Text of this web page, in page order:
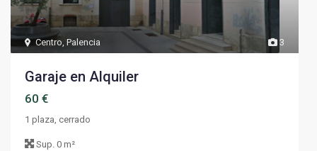
3
Centro,Palencia
Garaje en Alquiler
60 €
1 plaza, cerrado
Sup.0 m²